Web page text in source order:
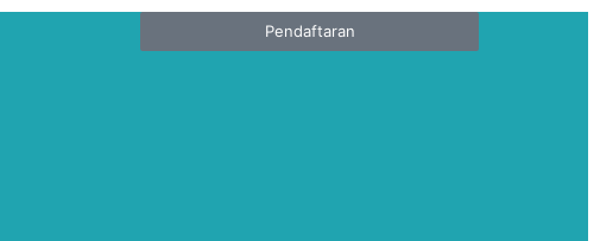
Pendaftaran